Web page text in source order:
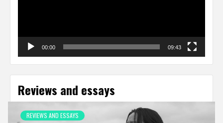
00:00 09:43
Reviews and essays
REVIEWS AND ESSAYS